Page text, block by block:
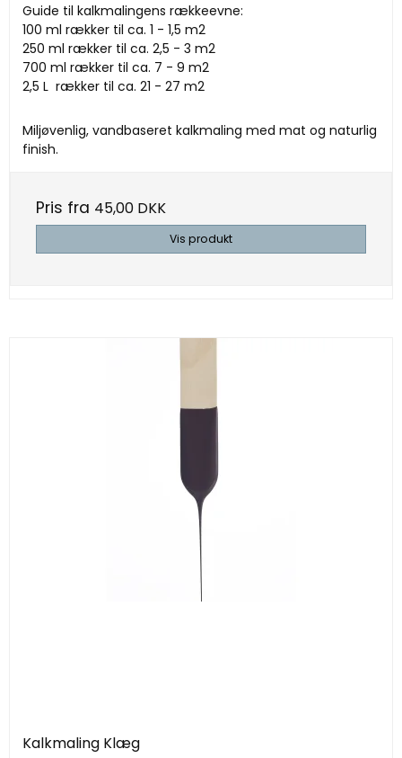
Guide til kalkmalingens rækkeevne:
100 ml rækker til ca. 1 - 1,5 m2
250 ml rækker til ca. 2,5 - 3 m2
700 ml rækker til ca. 7 - 9 m2
2,5 L rækker til ca. 21 - 27 m2
Miljøvenlig, vandbaseret kalkmaling med mat og naturlig
finish.
Pris fra 45,00 DKK
Vis produkt
Kalkmaling Klæg